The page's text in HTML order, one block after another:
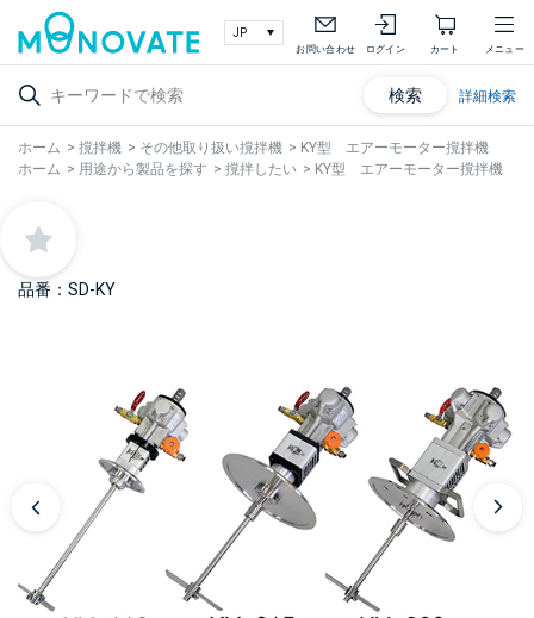
お問い合わせ ログイン カート メニュー
検索 詳細検索
ホーム > 撹拌機 > その他取り扱い撹拌機 > KY型 エアーモーター撹拌機
ホーム > 用途から製品を探す > 撹拌したい > KY型 エアーモーター撹拌機
品番：SD-KY